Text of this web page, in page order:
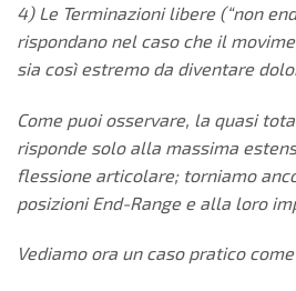
4) Le Terminazioni libere (“non
rispondano nel caso che il
sia così estremo da diventare
Come puoi osservare, la quasi
risponde solo alla massima
flessione articolare; torniamo
posizioni End-Range e alla loro
Vediamo ora un caso pratico